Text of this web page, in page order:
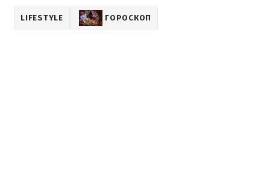
LIFESTYLE ГОРОСКОП